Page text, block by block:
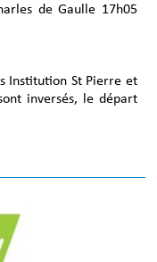
de Gaulle 17h05
Institution St Pierre et
inversés, le départ